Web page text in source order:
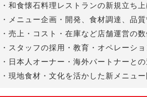
・和食懐石料理レストランの新規立ち
・メニュー企画・開発、食材調達、品
・売上・コスト・在庫など店舗運営の
・スタッフの採用・教育・オペレーシ
・日本人オーナー・海外パートナーと
・現地食材・文化を活かした新メニュ